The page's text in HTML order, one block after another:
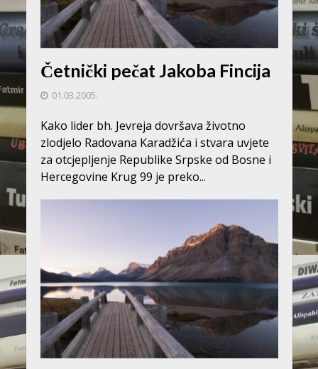
Četnički pečat Jakoba Fincija
01.03.2005.
Kako lider bh. Jevreja dovršava životno
zlodjelo Radovana Karadžića i stvara uvjete
za otcjepljenje Republike Srpske od Bosne i
Hercegovine Krug 99 je preko...